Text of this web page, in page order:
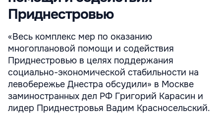
Приднестровью
«Весь комплекс мер по оказанию
многоплановой помощи и содействия
Приднестровью в целях поддержания
социально-экономической стабильности на
левобережье Днестра обсудили» в Москве
заминостранных дел РФ Григорий Карасин и
лидер Приднестровья Вадим Красносельский.